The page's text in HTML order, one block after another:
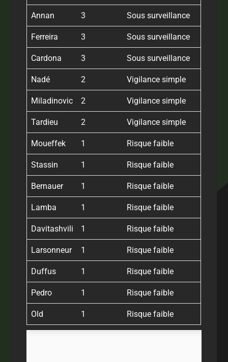
Annan 3 Sous surveillance
Ferreira 3 Sous surveillance
Cardona 3 Sous surveillance
Nadé 2 Vigilance simple
Miladinovic 2 Vigilance simple
Tardieu 2 Vigilance simple
Moueffek 1 Risque faible
Stassin 1 Risque faible
Bernauer 1 Risque faible
Lamba 1 Risque faible
Davitashvili 1 Risque faible
Larsonneur 1 Risque faible
Duffus 1 Risque faible
Pedro 1 Risque faible
Old 1 Risque faible